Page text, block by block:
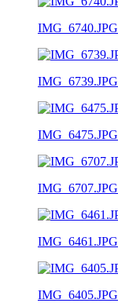
IMG_6740.JPG
IMG_6739.JPG
IMG_6475.JPG
IMG_6707.JPG
IMG_6461.JPG
IMG_6405.JPG